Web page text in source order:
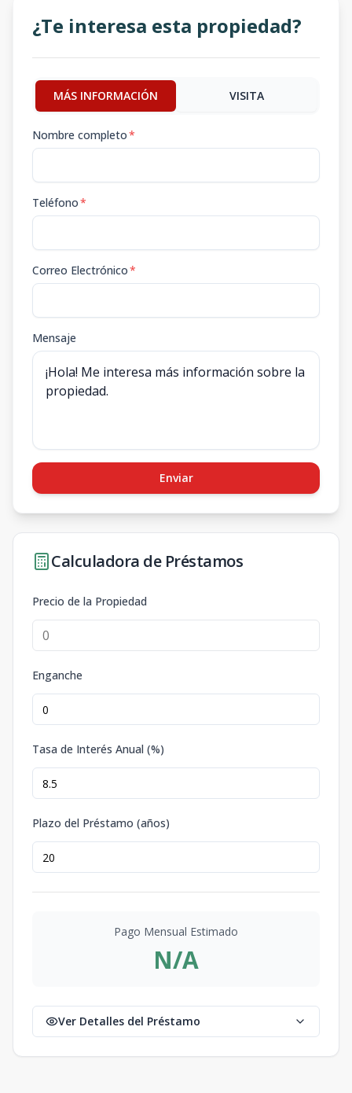
¿Te interesa esta propiedad?
MÁS INFORMACIÓN VISITA
Nombre completo*
Teléfono*
Correo Electrónico*
Mensaje
Enviar
Calculadora de Préstamos
Precio de la Propiedad
Enganche
Tasa de Interés Anual (%)
Plazo del Préstamo (años)
Pago Mensual Estimado
N/A
Ver Detalles del Préstamo